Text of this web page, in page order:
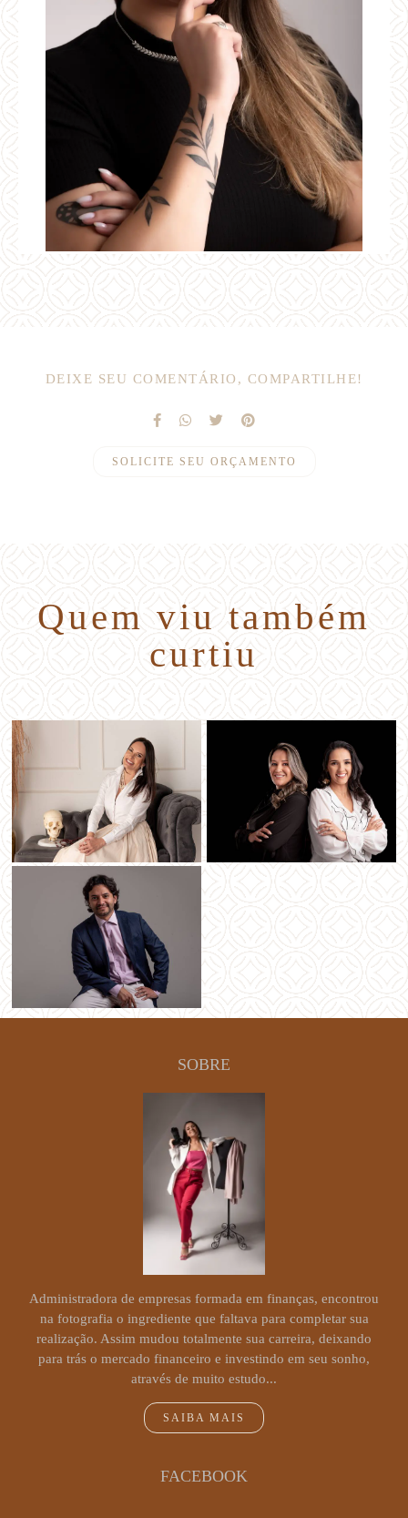
DEIXE SEU COMENTÁRIO, COMPARTILHE!
SOLICITE SEU ORÇAMENTO
Quem viu também
curtiu
SOBRE
Administradora de empresas formada em finanças, encontrou
na fotografia o ingrediente que faltava para completar sua
realização. Assim mudou totalmente sua carreira, deixando
para trás o mercado financeiro e investindo em seu sonho,
através de muito estudo...
SAIBA MAIS
FACEBOOK